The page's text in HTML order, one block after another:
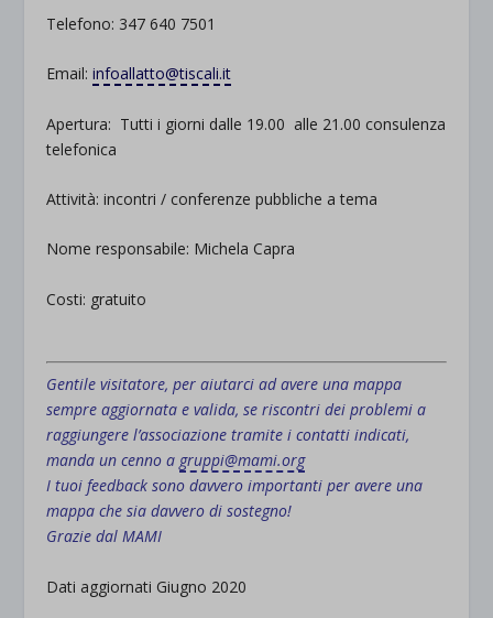
Telefono: 347 640 7501
Email:infoallatto@tiscali.it
Apertura: Tutti i giorni dalle 19.00 alle 21.00 consulenza
telefonica
Attività: incontri / conferenze pubbliche a tema
Nome responsabile: Michela Capra
Costi: gratuito
Gentile visitatore, per aiutarci ad avere una mappa
sempre aggiornata e valida, se riscontri dei problemi a
raggiungere l’associazione tramite i contatti indicati,
manda un cenno a gruppi@mami.org
I tuoi feedback sono davvero importanti per avere una
mappa che sia davvero di sostegno!
Grazie dal MAMI
Dati aggiornati Giugno 2020